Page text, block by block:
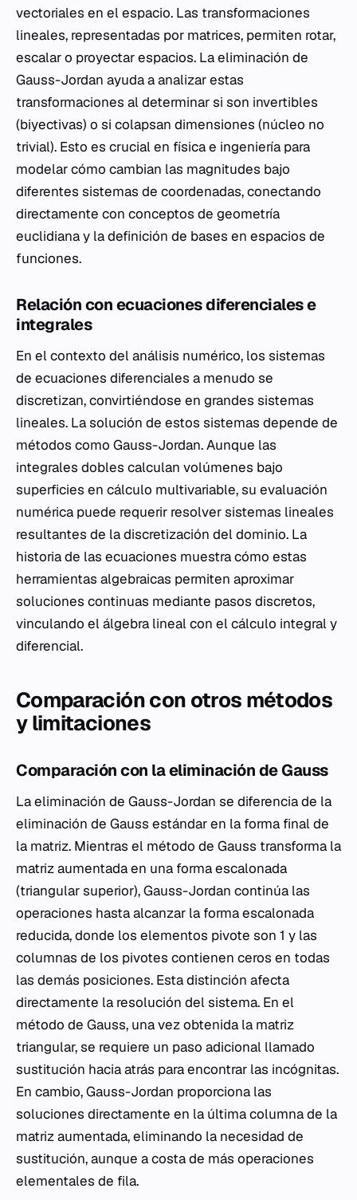
vectoriales en el espacio. Las transformaciones
lineales, representadas por matrices, permiten rotar,
escalar o proyectar espacios. La eliminación de
Gauss-Jordan ayuda a analizar estas
transformaciones al determinar si son invertibles
(biyectivas) o si colapsan dimensiones (núcleo no
trivial). Esto es crucial en física e ingeniería para
modelar cómo cambian las magnitudes bajo
diferentes sistemas de coordenadas, conectando
directamente con conceptos de geometría
euclidiana y la definición de bases en espacios de
funciones.
Relación con ecuaciones diferenciales e
integrales
En el contexto del análisis numérico, los sistemas
de ecuaciones diferenciales a menudo se
discretizan, convirtiéndose en grandes sistemas
lineales. La solución de estos sistemas depende de
métodos como Gauss-Jordan. Aunque las
integrales dobles calculan volúmenes bajo
superficies en cálculo multivariable, su evaluación
numérica puede requerir resolver sistemas lineales
resultantes de la discretización del dominio. La
historia de las ecuaciones muestra cómo estas
herramientas algebraicas permiten aproximar
soluciones continuas mediante pasos discretos,
vinculando el álgebra lineal con el cálculo integral y
diferencial.
Comparación con otros métodos
y limitaciones
Comparación con la eliminación de Gauss
La eliminación de Gauss-Jordan se diferencia de la
eliminación de Gauss estándar en la forma final de
la matriz. Mientras el método de Gauss transforma la
matriz aumentada en una forma escalonada
(triangular superior), Gauss-Jordan continúa las
operaciones hasta alcanzar la forma escalonada
reducida, donde los elementos pivote son 1 y las
columnas de los pivotes contienen ceros en todas
las demás posiciones. Esta distinción afecta
directamente la resolución del sistema. En el
método de Gauss, una vez obtenida la matriz
triangular, se requiere un paso adicional llamado
sustitución hacia atrás para encontrar las incógnitas.
En cambio, Gauss-Jordan proporciona las
soluciones directamente en la última columna de la
matriz aumentada, eliminando la necesidad de
sustitución, aunque a costa de más operaciones
elementales de fila.